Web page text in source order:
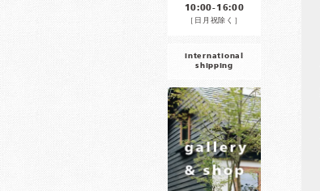
10:00-16:00
［日月祝除く］
international
shipping